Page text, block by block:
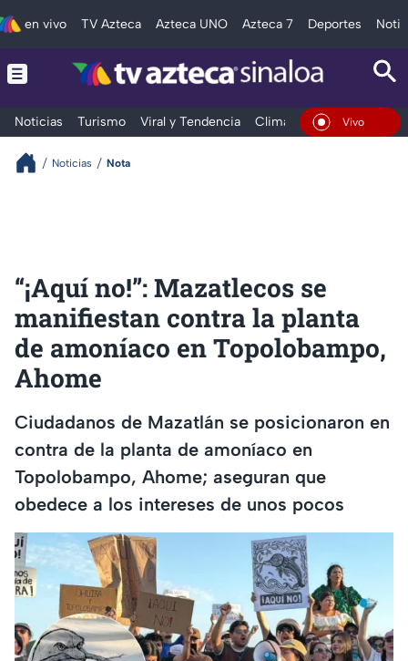
en vivo TV Azteca Azteca UNO Azteca 7 Deportes
Noticias Turismo Viral y Tendencia Clima Deportes
En Vivo
Noticias Nota
“¡Aquí no!”: Mazatlecos se
manifiestan contra la planta
de amoníaco en Topolobampo,
Ahome
Ciudadanos de Mazatlán se posicionaron en
contra de la planta de amoníaco en
Topolobampo, Ahome; aseguran que
obedece a los intereses de unos pocos